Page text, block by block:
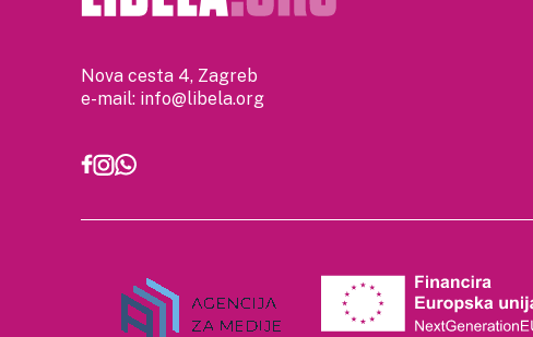
Nova cesta 4, Zagreb
e-mail: info@libela.org